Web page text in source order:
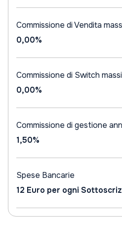
Commissione di Vendita
0,00%
Commissione di Switch
0,00%
Commissione di gestione
1,50%
Spese Bancarie
12 Euro per ogni